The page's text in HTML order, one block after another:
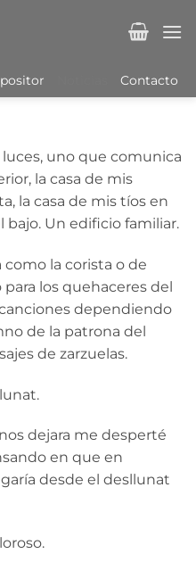
Contacto
uno que comunica
la casa de mis
la casa de mis tíos en
bajo. Un edificio familiar.
como la corista o de
los quehaceres del
dependiendo
de la patrona del
de zarzuelas.
dejara me desperté
en que en
desde el desllunat